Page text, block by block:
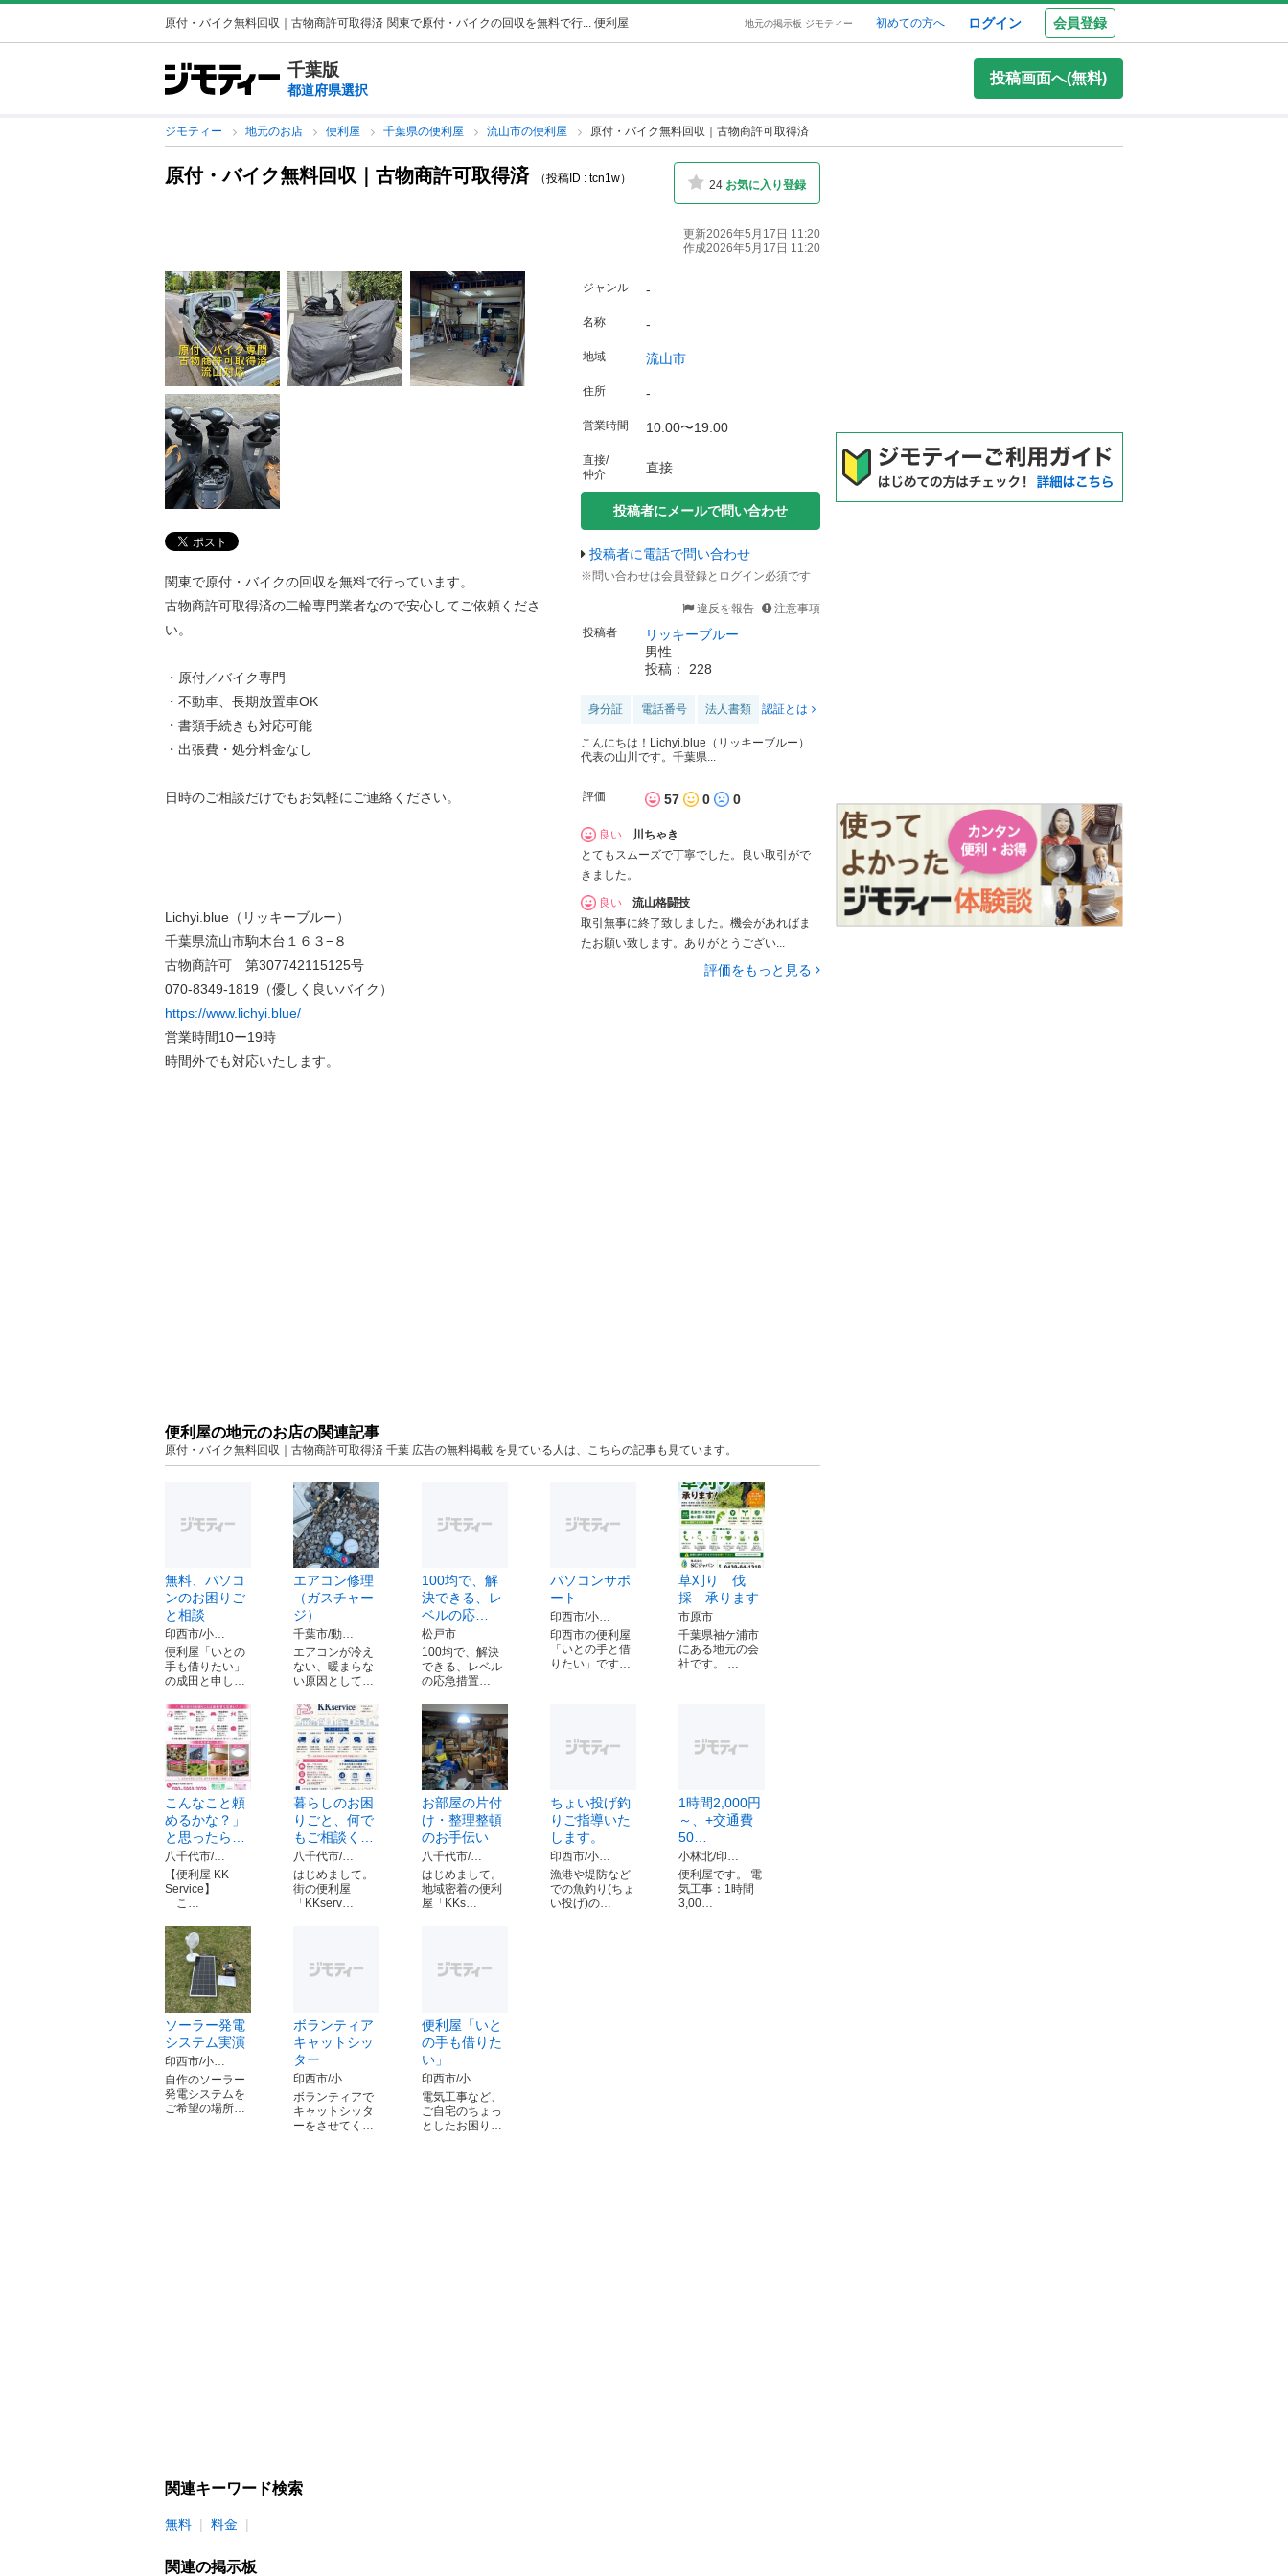
原付・バイク無料回収｜古物商許可取得済 関東で原付・バイクの回収を無料で行... 便利屋 地元の掲示板 ジモティー 初めての方へ ログイン 会員登録
千葉版
都道府県選択
投稿画面へ(無料)
ジモティー 地元のお店 便利屋 千葉県の便利屋 流山市の便利屋 原付・バイク無料回収｜古物商許可取得済
原付・バイク無料回収｜古物商許可取得済 （投稿ID : tcn1w） 24 お気に入り登録
更新2026年5月17日 11:20
作成2026年5月17日 11:20
関東で原付・バイクの回収を無料で行っています。
古物商許可取得済の二輪専門業者なので安心してご依頼くださ
い。
・原付／バイク専門
・不動車、長期放置車OK
・書類手続きも対応可能
・出張費・処分料金なし
日時のご相談だけでもお気軽にご連絡ください。
Lichyi.blue（リッキーブルー）
千葉県流山市駒木台１６３−８
古物商許可 第307742115125号
070-8349-1819（優しく良いバイク）
https://www.lichyi.blue/
営業時間10ー19時
時間外でも対応いたします。
ジャンル -
名称 -
地域 流山市
住所 -
営業時間 10:00〜19:00
直接/
仲介
直接
投稿者にメールで問い合わせ
投稿者に電話で問い合わせ
※問い合わせは会員登録とログイン必須です
違反を報告
注意事項
投稿者
リッキーブルー
男性
投稿： 228
身分証 電話番号 法人書類 認証とは
こんにちは！Lichyi.blue（リッキーブルー）
代表の山川です。千葉県...
評価 57 0 0
良い
川ちゃき
とてもスムーズで丁寧でした。良い取引がで
きました。
良い
流山格闘技
取引無事に終了致しました。機会があればま
たお願い致します。ありがとうござい...
評価をもっと見る
便利屋の地元のお店の関連記事
原付・バイク無料回収｜古物商許可取得済 千葉 広告の無料掲載 を見ている人は、こちらの記事も見ています。
無料、パソコ
ンのお困りご
と相談
印西市/小…
便利屋「いとの
手も借りたい」
の成田と申し…
エアコン修理
（ガスチャー
ジ）
千葉市/動…
エアコンが冷え
ない、暖まらな
い原因として…
100均で、解
決できる、レ
ベルの応…
松戸市
100均で、解決
できる、レベル
の応急措置…
パソコンサポ
ート
印西市/小…
印西市の便利屋
「いとの手と借
りたい」です…
草刈り 伐
採 承ります
市原市
千葉県袖ケ浦市
にある地元の会
社です。 …
こんなこと頼
めるかな？」
と思ったら…
八千代市/…
【便利屋 KK
Service】
「こ…
暮らしのお困
りごと、何で
もご相談く…
八千代市/…
はじめまして。
街の便利屋
「KKserv…
お部屋の片付
け・整理整頓
のお手伝い
八千代市/…
はじめまして。
地域密着の便利
屋「KKs…
ちょい投げ釣
りご指導いた
します。
印西市/小…
漁港や堤防など
での魚釣り(ちょ
い投げ)の…
1時間2,000円
～、+交通費
50…
小林北/印…
便利屋です。 電
気工事：1時間
3,00…
ソーラー発電
システム実演
印西市/小…
自作のソーラー
発電システムを
ご希望の場所…
ボランティア
キャットシッ
ター
印西市/小…
ボランティアで
キャットシッタ
ーをさせてく…
便利屋「いと
の手も借りた
い」
印西市/小…
電気工事など、
ご自宅のちょっ
としたお困り…
関連キーワード検索
無料 料金
関連の掲示板